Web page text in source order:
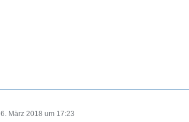
6. März 2018 um 17:23